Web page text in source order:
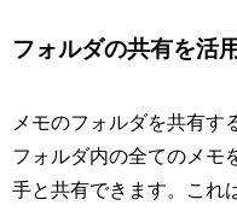
フォルダの共有を活
メモのフォルダを共有す
フォルダ内の全てのメモ
手と共有できます。これ